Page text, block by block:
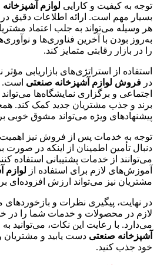
توجه به کیفیت و کارایی لوازم
بسیار مهم است. ارائه اطلاعات دقیق
هر وسیله می‌تواند به جلب اعتماد
به‌روز بودن با آخرین فناوری‌ها و
را در بازار رقابتی متمایز کند.
استفاده از استراتژی‌های بازاریابی
در فروش لوازم آشپزخانه صنعتی است.
اجتماعی و برگزاری نمایشگاه‌ها
برند و جذب مشتریان جدید کمک کند.
پیشنهادهای ویژه می‌تواند مشوق خوبی
توجه به خدمات پس از فروش نیز اهمیت
دنبال تأمین اطمینان از اینکه در
می‌توانند از خدمات پشتیبانی استفاده
آموزش‌های لازم برای استفاده از لوازم
مشتریان نیز می‌تواند ارزش افزوده‌ای
در نهایت، پیگیری نظرات و بازخوردهای
لازم در محصولات و خدمات شما را در
می‌دارد. با رعایت این نکات، می‌توانید
آشپزخانه صنعتی دست یابید و مشتریان
خود جذب کنید.